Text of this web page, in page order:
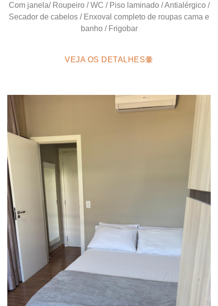
Com janela/ Roupeiro / WC / Piso laminado / Antialérgico /
Secador de cabelos / Enxoval completo de roupas cama e
banho / Frigobar
VEJA OS DETALHES